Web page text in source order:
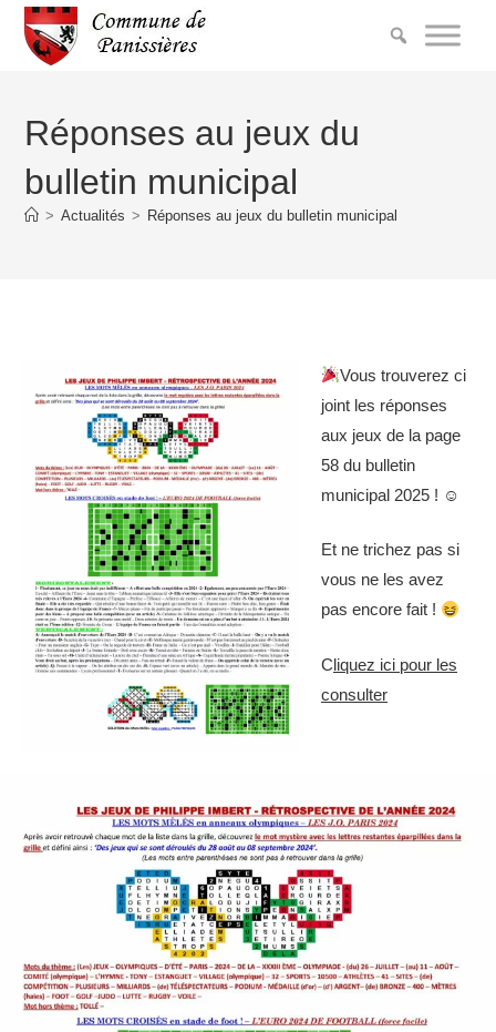
Réponses au jeux du
bulletin municipal
> Actualités > Réponses au jeux du bulletin municipal
Vous trouverez ci
joint les réponses
aux jeux de la page
58 du bulletin
municipal 2025 ! ☺
Et ne trichez pas si
vous ne les avez
pas encore fait !
Cliquez ici pour les
consulter